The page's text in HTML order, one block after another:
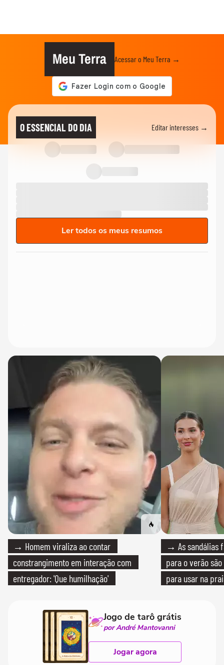
Meu Terra Acessar o Meu Terra →
O ESSENCIAL DO DIA Editar interesses →
Ler todos os meus resumos
→ Homem viraliza ao contar
constrangimento em interação com
entregador: 'Que humilhação'
→ As sandálias
para o verão
para usar na
Jogo de tarô grátis
por André Mantovanni
Jogar agora